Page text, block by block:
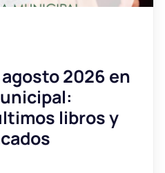
2026 en
libros y